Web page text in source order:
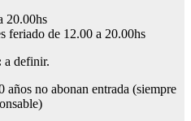
20.00hs
feriado de 12.00 a 20.00hs
a definir.
años no abonan entrada (siempre